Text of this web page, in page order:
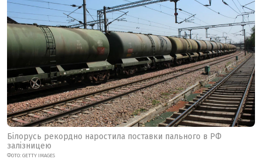
Білорусь рекордно наростила поставки пального в РФ
залізницею
ФОТО: GETTY IMAGES